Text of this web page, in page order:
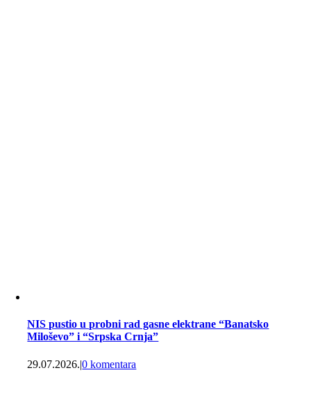
NIS pustio u probni rad gasne elektrane “Banatsko
Miloševo” i “Srpska Crnja”
29.07.2026.|0 komentara